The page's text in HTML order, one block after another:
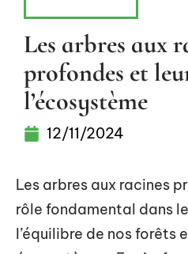
Les arbres aux
profondes et
l’écosystème
12/11/2024
Les arbres aux racines
rôle fondamental dans
l’équilibre de nos forêts